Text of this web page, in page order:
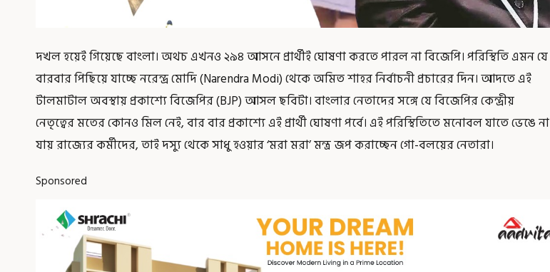
দখল হয়েই গিয়েছে বাংলা। অথচ এখনও ২৯৪ আসনে প্রার্থীই ঘোষণা করতে পারল না বিজেপি। পরিস্থিতি এমন যে
বারবার পিছিয়ে যাচ্ছে নরেন্দ্র মোদি (Narendra Modi) থেকে অমিত শাহর নির্বাচনী প্রচারের দিন। আদতে এই
টালমাটাল অবস্থায় প্রকাশ্যে বিজেপির (BJP) আসল ছবিটা। বাংলার নেতাদের সঙ্গে যে বিজেপির কেন্দ্রীয়
নেতৃত্বের মতের কোনও মিল নেই, বার বার প্রকাশ্যে এই প্রার্থী ঘোষণা পর্বে। এই পরিস্থিতিতে মনোবল যাতে ভেঙে না
যায় রাজ্যের কর্মীদের, তাই দস্যু থেকে সাধু হওয়ার ‘মরা মরা’ মন্ত্র জপ করাচ্ছেন গো-বলয়ের নেতারা।
Sponsored